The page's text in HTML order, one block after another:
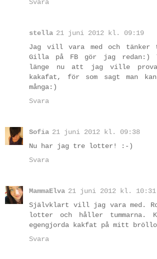
Svara
stella 21 juni 2012 kl. 09:19
Jag vill vara med och
Gilla på FB gör jag redan:)
länge nu att jag ville
kakafat, för som sagt man
många:)
Svara
Sofia 21 juni 2012 kl. 09:38
Nu har jag tre lotter! :-)
Svara
MammaElva 21 juni 2012 kl. 10:31
Självklart vill jag vara med.
lotter och håller tummarna.
egengjorda kakfat på mitt
Svara